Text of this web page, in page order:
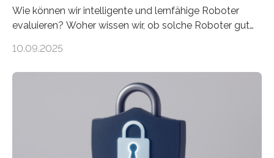
Wie können wir intelligente und lernfähige Roboter
evaluieren? Woher wissen wir, ob solche Roboter gut
sich CAVECORE – ein neues Marie Skłodowska-Curie
koordiniert wird. Ab dem 1. September werden sich
über einen Zeitraum von vier Jahren insgesamt 15
Promovierende im Rahmen von CAVECORE mit
kognitiven Robotern beschäftigen – also mit Robotern,
die mittels Sensoren ihre Umgebung erfassen,
10.09.2025